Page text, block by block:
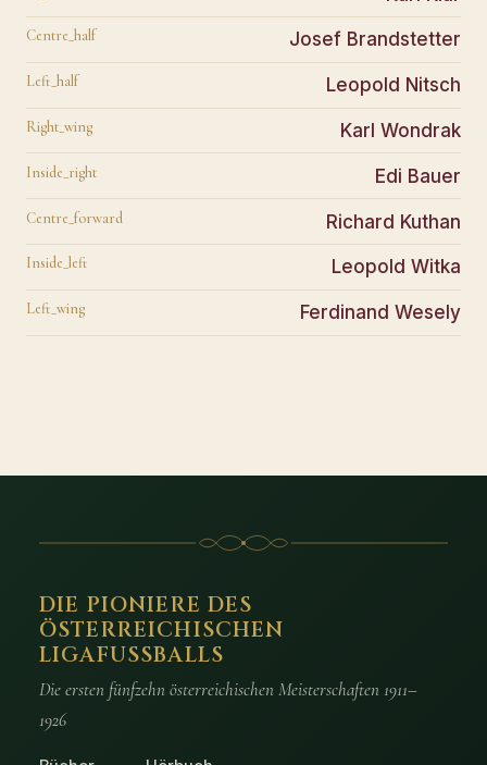
Centre_half Josef Brandstetter
Left_half Leopold Nitsch
Right_wing Karl Wondrak
Inside_right Edi Bauer
Centre_forward Richard Kuthan
Inside_left Leopold Witka
Left_wing Ferdinand Wesely
DIE PIONIERE DES
ÖSTERREICHISCHEN
LIGAFUSSBALLS
Die ersten fünfzehn österreichischen Meisterschaften 1911–
1926